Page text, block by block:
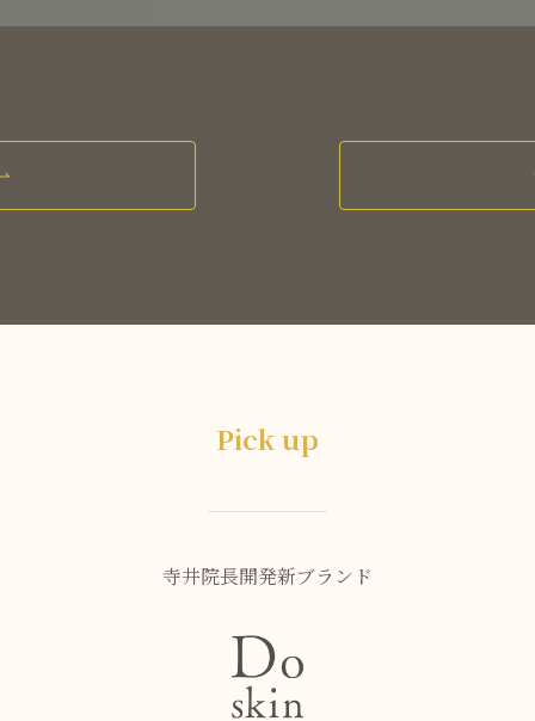
Pick up
寺井院長開発新ブランド